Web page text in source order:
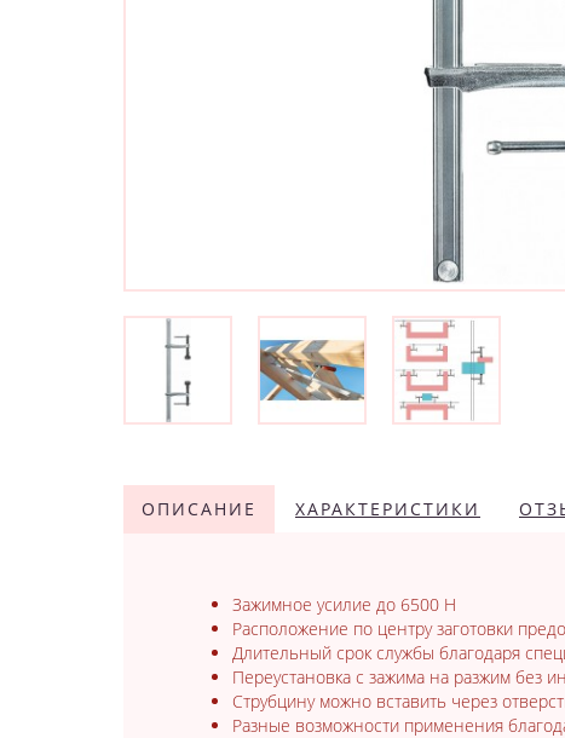
ОПИСАНИЕ ХАРАКТЕРИСТИКИ
Зажимное усилие до 6500 Н
Расположение по центру заготовки
Длительный срок службы благодаря
Переустановка с зажима на разжим без
Струбцину можно вставить через
Разные возможности применения